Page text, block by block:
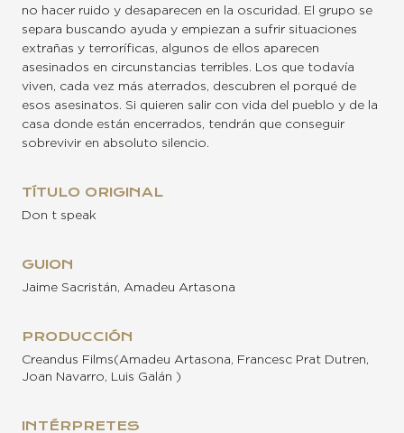
no hacer ruido y desaparecen en la oscuridad. El grupo se
separa buscando ayuda y empiezan a sufrir situaciones
extrañas y terroríficas, algunos de ellos aparecen
asesinados en circunstancias terribles. Los que todavía
viven, cada vez más aterrados, descubren el porqué de
esos asesinatos. Si quieren salir con vida del pueblo y de la
casa donde están encerrados, tendrán que conseguir
sobrevivir en absoluto silencio.
TÍTULO ORIGINAL
Don t speak
GUION
Jaime Sacristán, Amadeu Artasona
PRODUCCIÓN
Creandus Films(Amadeu Artasona, Francesc Prat Dutren,
Joan Navarro, Luis Galán )
INTÉRPRETES